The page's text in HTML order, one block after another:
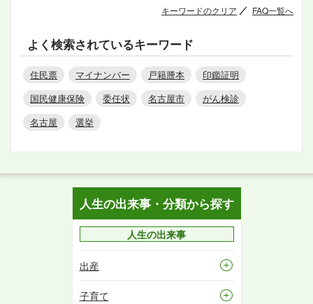
キーワードのクリア FAQ一覧へ
よく検索されているキーワード
住民票 マイナンバー 戸籍謄本
印鑑証明
国民健康保険
委任状 名古屋市
がん検診
名古屋
選挙
人生の出来事・分類から探す
人生の出来事
出産
子育て